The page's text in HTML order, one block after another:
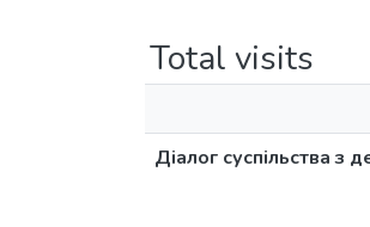
Total visits
Діалог суспільства